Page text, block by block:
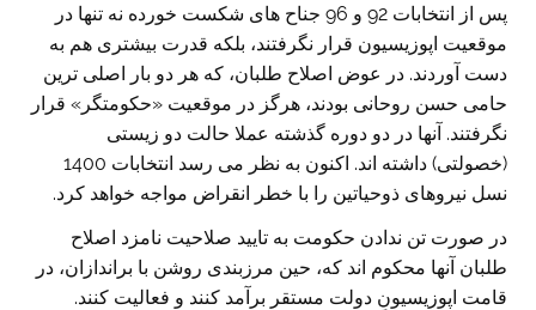
پس از انتخابات 92 و 96 جناح های شکست خورده نه تنها در
موقعیت اپوزیسیون قرار نگرفتند، بلکه قدرت بیشتری هم به
دست آوردند. در عوض اصلاح طلبان، که هر دو بار اصلی ترین
حامی حسن روحانی بودند، هرگز در موقعیت «حکومتگر» قرار
نگرفتند. آنها در دو دوره گذشته عملا حالت دو زیستی
(خصولتی) داشته اند. اکنون به نظر می رسد انتخابات 1400
نسل نیروهای ذوحیاتین را با خطر انقراض مواجه خواهد کرد.
در صورت تن ندادن حکومت به تایید صلاحیت نامزد اصلاح
طلبان آنها محکوم اند که، حین مرزبندی روشن با براندازان، در
قامت اپوزیسیونِ دولت مستقر برآمد کنند و فعالیت کنند.